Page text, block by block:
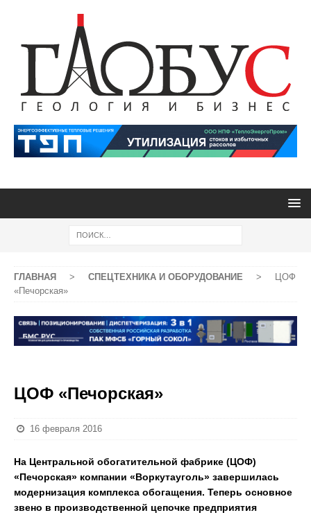
ГЛАВНАЯ > СПЕЦТЕХНИКА И ОБОРУДОВАНИЕ >
ЦОФ
«Печорская»
ЦОФ «Печорская»
16 февраля 2016
На Центральной обогатительной фабрике (ЦОФ)
«Печорская» компании «Воркутауголь» завершилась
модернизация комплекса обогащения. Теперь основное
звено в производственной цепочке предприятия